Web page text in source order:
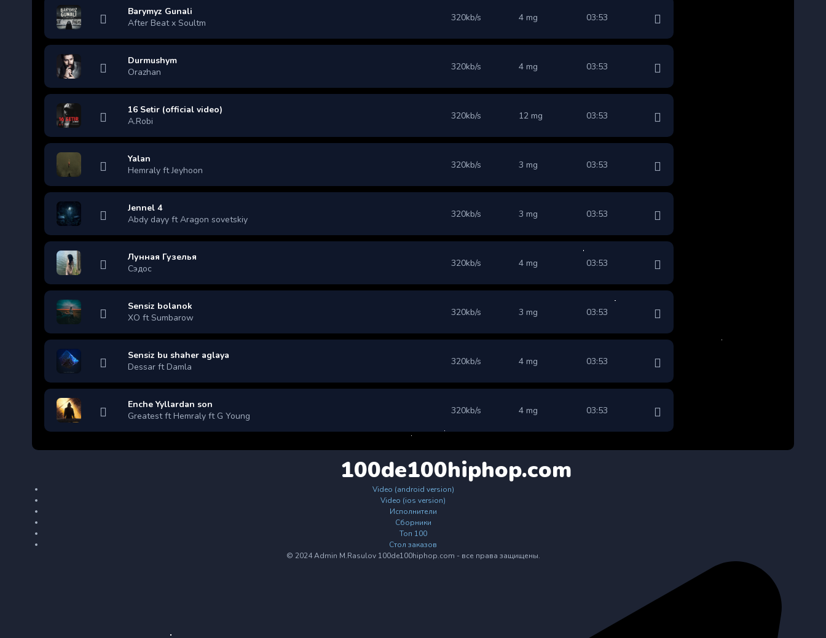
Barymyz Gunali
After Beat x Soultm
320kb/s 4 mg 03:53
Durmushym
Orazhan
320kb/s 4 mg 03:53
16 Setir (official video)
A.Robi
320kb/s 12 mg 03:53
Yalan
Hemraly ft Jeyhoon
320kb/s 3 mg 03:53
Jennel 4
Abdy dayy ft Aragon sovetskiy
320kb/s 3 mg 03:53
Лунная Гузелья
Сэдос
320kb/s 4 mg 03:53
Sensiz bolanok
XO ft Sumbarow
320kb/s 3 mg 03:53
Sensiz bu shaher aglaya
Dessar ft Damla
320kb/s 4 mg 03:53
Enche Yyllardan son
Greatest ft Hemraly ft G Young
320kb/s 4 mg 03:53
100de100hiphop.com
Video (android version)
Video (ios version)
Исполнители
Сборники
Топ 100
Стол заказов
© 2024 Admin M.Rasulov 100de100hiphop.com - все права защищены.